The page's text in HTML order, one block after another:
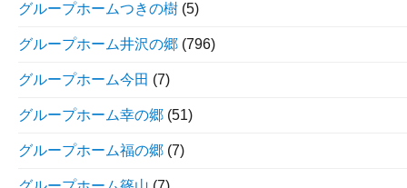
グループホームつきの樹 (5)
グループホーム井沢の郷 (796)
グループホーム今田 (7)
グループホーム幸の郷 (51)
グループホーム福の郷 (7)